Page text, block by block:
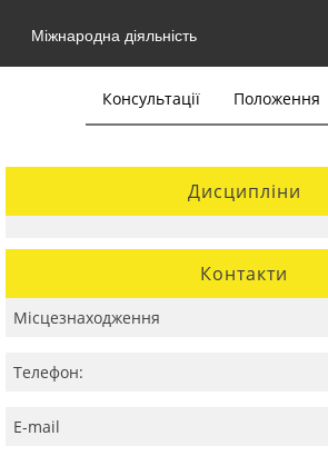
Міжнародна діяльність
Консультації Положення
Дисципліни
Контакти
Місцезнаходження
Телефон:
E-mail